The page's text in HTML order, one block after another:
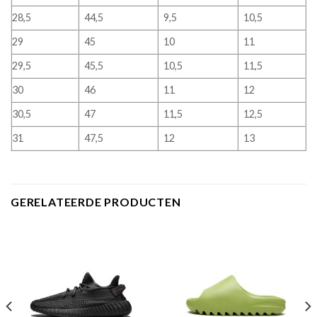
28,5
44,5 9,5
10,5
29
45 10
11
29,5
45,5 10,5
11,5
30
46 11
12
30,5
47 11,5
12,5
31
47,5 12 13
GERELATEERDE PRODUCTEN